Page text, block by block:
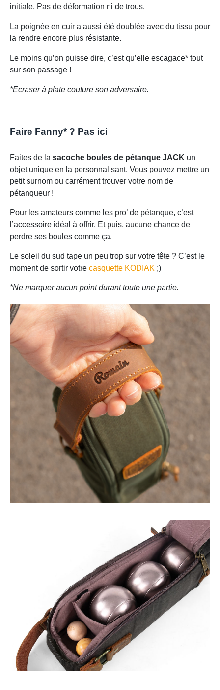
initiale. Pas de déformation ni de trous.
La poignée en cuir a aussi été doublée avec du tissu pour
la rendre encore plus résistante.
Le moins qu’on puisse dire, c’est qu’elle escagace* tout
sur son passage !
*Ecraser à plate couture son adversaire.
Faire Fanny* ? Pas ici
Faites de la sacoche boules de pétanque JACK un
objet unique en la personnalisant. Vous pouvez mettre un
petit surnom ou carrément trouver votre nom de
pétanqueur !
Pour les amateurs comme les pro’ de pétanque, c’est
l’accessoire idéal à offrir. Et puis, aucune chance de
perdre ses boules comme ça.
Le soleil du sud tape un peu trop sur votre tête ? C’est le
moment de sortir votre casquette KODIAK ;)
*Ne marquer aucun point durant toute une partie.